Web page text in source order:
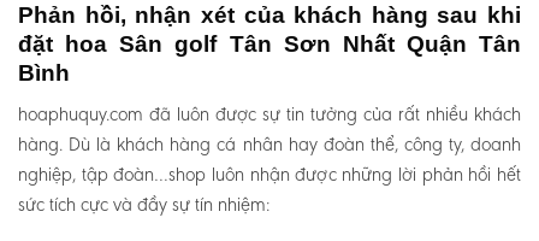
Phản hồi, nhận xét của khách hàng sau khi
đặt hoa Sân golf Tân Sơn Nhất Quận Tân
Bình
hoaphuquy.com đã luôn được sự tin tưởng của rất nhiều khách
hàng. Dù là khách hàng cá nhân hay đoàn thể, công ty, doanh
nghiệp, tập đoàn…shop luôn nhận được những lời phản hồi hết
sức tích cực và đầy sự tín nhiệm: